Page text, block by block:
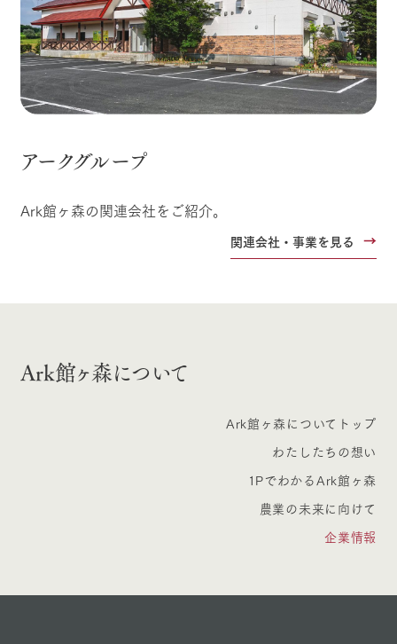
アークグループ
Ark館ヶ森の関連会社をご紹介。
関連会社・事業を見る
Ark館ヶ森について
Ark館ヶ森についてトップ
わたしたちの想い
1PでわかるArk館ヶ森
農業の未来に向けて
企業情報